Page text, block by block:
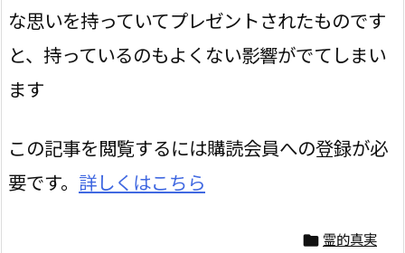
な思いを持っていてプレゼントされたものです
と、持っているのもよくない影響がでてしまい
ます
この記事を閲覧するには購読会員への登録が必
要です。 詳しくはこちら
 霊的真実